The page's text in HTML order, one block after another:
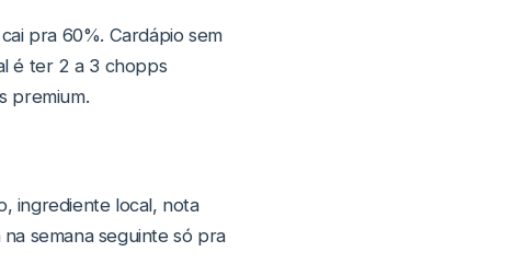
pra 60%. Cardápio sem
é ter 2 a 3 chopps
premium.
ingrediente local, nota
semana seguinte só pra